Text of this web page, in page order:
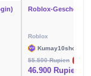
Roblox
Kumay10shop
55.500 Rupien
46.900 Rupien